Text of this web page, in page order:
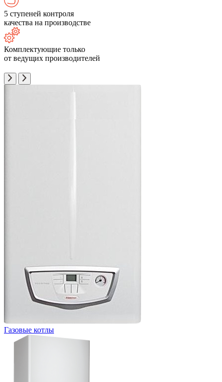
5 ступеней контроля
качества на производстве
Комплектующие только
от ведущих производителей
Газовые котлы